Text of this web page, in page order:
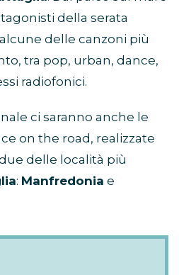
della serata
delle canzoni più
tra pop, urban, dance,
radiofonici.
ci saranno anche le
on the road, realizzate
delle località più
: Manfredonia e